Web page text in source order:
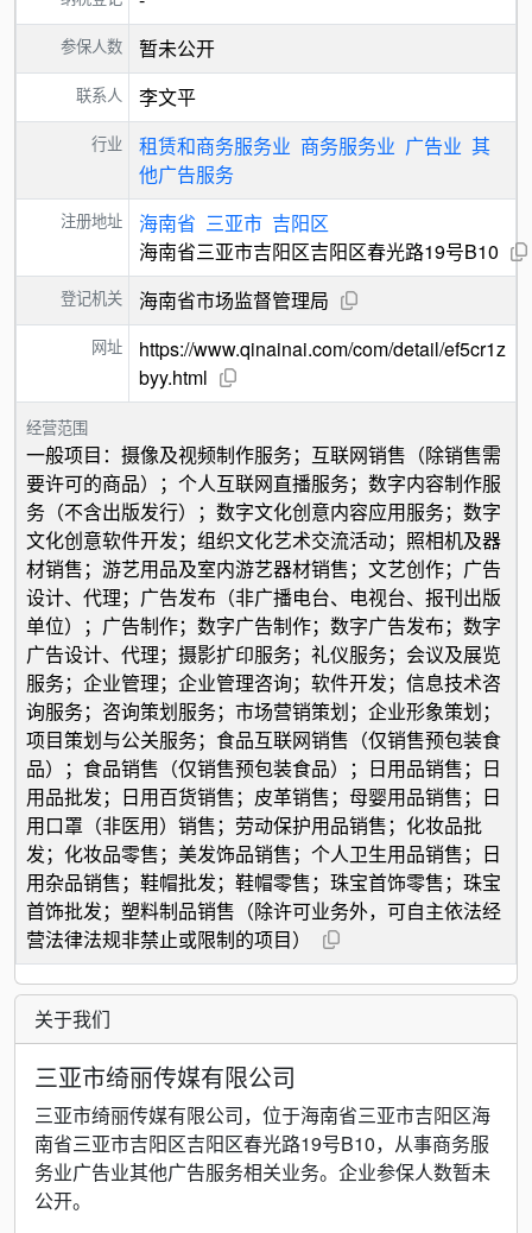
参保人数 暂未公开
联系人 李文平
行业 租赁和商务服务业 商务服务业 广告业 其
他广告服务
注册地址 海南省 三亚市 吉阳区
海南省三亚市吉阳区吉阳区春光路19号B10
登记机关 海南省市场监督管理局
网址
https://www.qinainai.com/com/detail/ef5cr1z
byy.html
经营范围
一般项目：摄像及视频制作服务；互联网销售（除销售需
要许可的商品）；个人互联网直播服务；数字内容制作服
务（不含出版发行）；数字文化创意内容应用服务；数字
文化创意软件开发；组织文化艺术交流活动；照相机及器
材销售；游艺用品及室内游艺器材销售；文艺创作；广告
设计、代理；广告发布（非广播电台、电视台、报刊出版
单位）；广告制作；数字广告制作；数字广告发布；数字
广告设计、代理；摄影扩印服务；礼仪服务；会议及展览
服务；企业管理；企业管理咨询；软件开发；信息技术咨
询服务；咨询策划服务；市场营销策划；企业形象策划；
项目策划与公关服务；食品互联网销售（仅销售预包装食
品）；食品销售（仅销售预包装食品）；日用品销售；日
用品批发；日用百货销售；皮革销售；母婴用品销售；日
用口罩（非医用）销售；劳动保护用品销售；化妆品批
发；化妆品零售；美发饰品销售；个人卫生用品销售；日
用杂品销售；鞋帽批发；鞋帽零售；珠宝首饰零售；珠宝
首饰批发；塑料制品销售（除许可业务外，可自主依法经
营法律法规非禁止或限制的项目）
关于我们
三亚市绮丽传媒有限公司
三亚市绮丽传媒有限公司，位于海南省三亚市吉阳区海
南省三亚市吉阳区吉阳区春光路19号B10，从事商务服
务业广告业其他广告服务相关业务。企业参保人数暂未
公开。